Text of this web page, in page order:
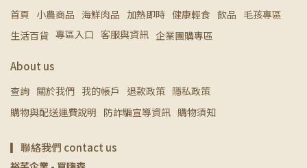
首頁 小農商品 海鮮肉品 加熱即時 健康輕食 飲品 毛孩專區
生活百貨 專區入口 客服與資訊 企業團購專區
About us
查詢 關於我們 我的帳戶 退款政策 隱私政策
購物與配送運費說明 防詐騙宣導資訊 購物須知
▎聯絡我們 contact us